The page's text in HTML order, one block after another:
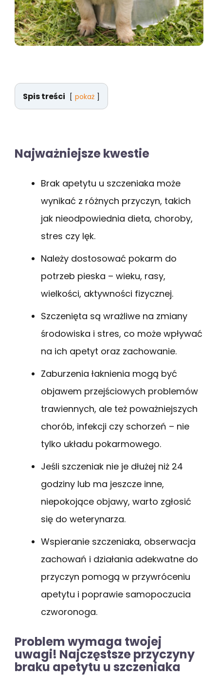
Spis treści pokaż
Najważniejsze kwestie
Brak apetytu u szczeniaka może
wynikać z różnych przyczyn, takich
jak nieodpowiednia dieta, choroby,
stres czy lęk.
Należy dostosować pokarm do
potrzeb pieska – wieku, rasy,
wielkości, aktywności fizycznej.
Szczenięta są wrażliwe na zmiany
środowiska i stres, co może wpływać
na ich apetyt oraz zachowanie.
Zaburzenia łaknienia mogą być
objawem przejściowych problemów
trawiennych, ale też poważniejszych
chorób, infekcji czy schorzeń – nie
tylko układu pokarmowego.
Jeśli szczeniak nie je dłużej niż 24
godziny lub ma jeszcze inne,
niepokojące objawy, warto zgłosić
się do weterynarza.
Wspieranie szczeniaka, obserwacja
zachowań i działania adekwatne do
przyczyn pomogą w przywróceniu
apetytu i poprawie samopoczucia
czworonoga.
Problem wymaga twojej
uwagi! Najczęstsze przyczyny
braku apetytu u szczeniaka